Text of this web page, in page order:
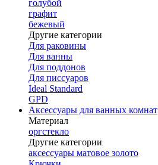
голубой
графит
бежевый
Другие категории
Для раковины
Для ванны
Для поддонов
Для писсуаров
Ideal Standard
GPD
Аксессуары для ванных комнат
Материал
оргстекло
Другие категории
аксессуары матовое золото